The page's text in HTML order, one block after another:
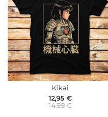
Kikai
12,95 €
14,99 €